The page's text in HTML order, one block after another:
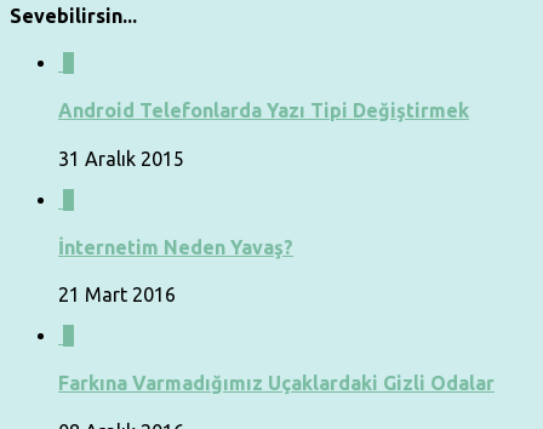
Sevebilirsin...
Android Telefonlarda Yazı Tipi Değiştirmek
31 Aralık 2015
İnternetim Neden Yavaş?
21 Mart 2016
Farkına Varmadığımız Uçaklardaki Gizli Odalar